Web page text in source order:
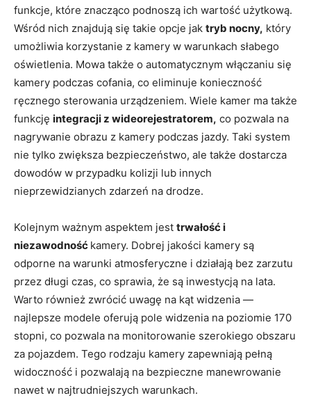
funkcje, które znacząco podnoszą ich wartość użytkową.
Wśród nich znajdują się takie opcje jak tryb nocny, który
umożliwia korzystanie z kamery w warunkach słabego
oświetlenia. Mowa także o automatycznym włączaniu się
kamery podczas cofania, co eliminuje konieczność
ręcznego sterowania urządzeniem. Wiele kamer ma także
funkcję integracji z wideorejestratorem, co pozwala na
nagrywanie obrazu z kamery podczas jazdy. Taki system
nie tylko zwiększa bezpieczeństwo, ale także dostarcza
dowodów w przypadku kolizji lub innych
nieprzewidzianych zdarzeń na drodze.
Kolejnym ważnym aspektem jest trwałość i
niezawodność kamery. Dobrej jakości kamery są
odporne na warunki atmosferyczne i działają bez zarzutu
przez długi czas, co sprawia, że są inwestycją na lata.
Warto również zwrócić uwagę na kąt widzenia —
najlepsze modele oferują pole widzenia na poziomie 170
stopni, co pozwala na monitorowanie szerokiego obszaru
za pojazdem. Tego rodzaju kamery zapewniają pełną
widoczność i pozwalają na bezpieczne manewrowanie
nawet w najtrudniejszych warunkach.